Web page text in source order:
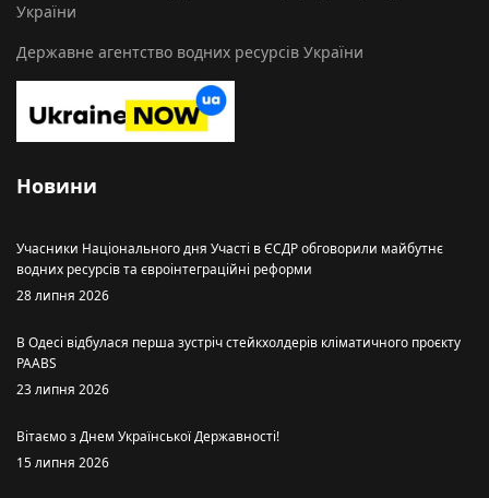
України
Державне агентство водних ресурсів України
Новини
Учасники Національного дня Участі в ЄСДР обговорили майбутнє
водних ресурсів та євроінтеграційні реформи
28 липня 2026
В Одесі відбулася перша зустріч стейкхолдерів кліматичного проєкту
PAABS
23 липня 2026
Вітаємо з Днем Української Державності!
15 липня 2026